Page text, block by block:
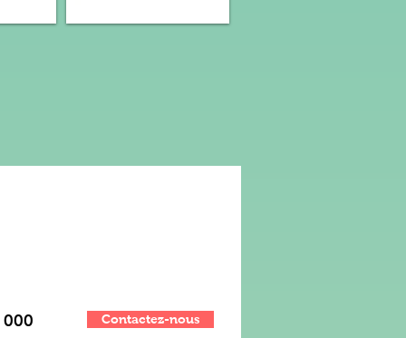
Contactez-nous